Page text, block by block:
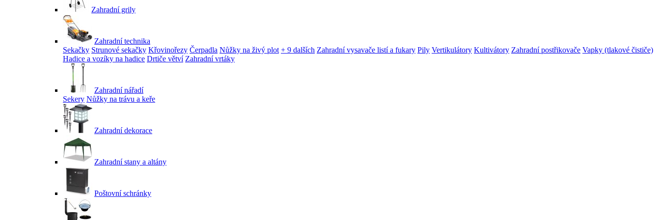
Zahradní grily
Zahradní technika
Sekačky Strunové sekačky Křovinořezy Čerpadla Nůžky na živý plot + 9 dalších Zahradní vysavače listí a fukary Pily Vertikulátory Kultivátory Zahradní postřikovače Vapky (tlakové čističe)
Hadice a vozíky na hadice Drtiče větví Zahradní vrtáky
Zahradní nářadí
Sekery Nůžky na trávu a keře
Zahradní dekorace
Zahradní stany a altány
Poštovní schránky